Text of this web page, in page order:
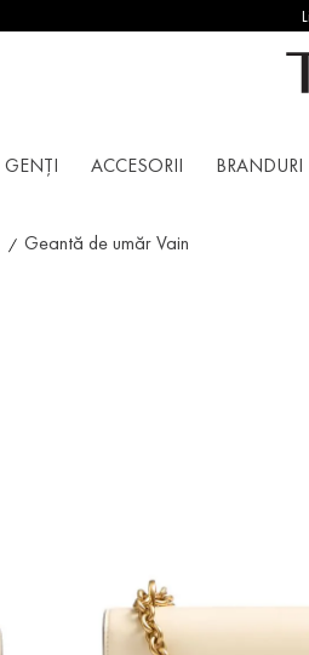
GENȚI ACCESORII BRANDURI
Geantă de umăr Vain